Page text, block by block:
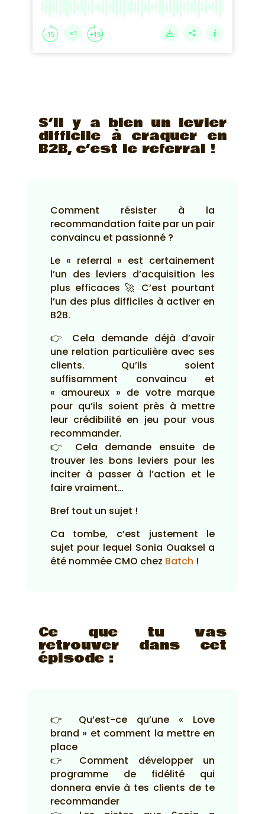
S’il y a bien un levier
difficile à craquer en
B2B, c’est le referral !
Comment résister à la
recommandation faite par un pair
convaincu et passionné ?
Le « referral » est certainement
l’un des leviers d’acquisition les
plus efficaces 🚀 C’est pourtant
l’un des plus difficiles à activer en
B2B.
👉 Cela demande déjà d’avoir
une relation particulière avec ses
clients. Qu’ils soient
suffisamment convaincu et
« amoureux » de votre marque
pour qu’ils soient près à mettre
leur crédibilité en jeu pour vous
recommander.
👉 Cela demande ensuite de
trouver les bons leviers pour les
inciter à passer à l’action et le
faire vraiment…
Bref tout un sujet !
Ca tombe, c’est justement le
sujet pour lequel Sonia Ouaksel a
été nommée CMO chez Batch !
Ce que tu vas
retrouver dans cet
épisode :
👉 Qu’est-ce qu’une « Love
brand » et comment la mettre en
place
👉 Comment développer un
programme de fidélité qui
donnera envie à tes clients de te
recommander